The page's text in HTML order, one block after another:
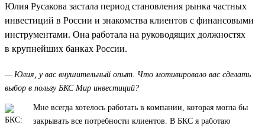
Юлия Русакова застала период становления рынка частных
инвестиций в России и знакомства клиентов с финансовыми
инструментами. Она работала на руководящих должностях
в крупнейших банках России.
— Юлия, у вас внушительный опыт. Что мотивировало вас сделать
выбор в пользу БКС Мир инвестиций?
Мне всегда хотелось работать в компании, которая могла бы
закрывать все потребности клиентов. В БКС я работаю